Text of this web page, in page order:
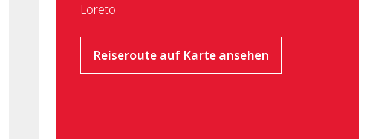
Loreto
Reiseroute auf Karte ansehen